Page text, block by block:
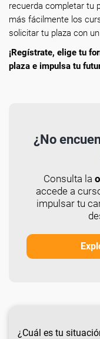
recuerda completar tu
más fácilmente los
solicitar tu plaza con
¡Regístrate, elige tu
plaza e impulsa tu
¿No
Consulta la
accede a
impulsar tu
¿Cuál es tu